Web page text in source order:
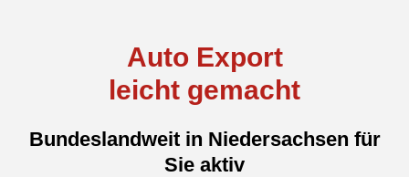
Auto Export
leicht gemacht
Bundeslandweit in Niedersachsen für
Sie aktiv